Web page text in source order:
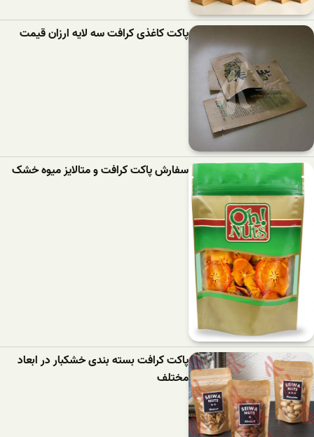
پاکت کاغذی کرافت سه لایه ارزان قیمت
سفارش پاکت کرافت و متالایز میوه خشک
پاکت کرافت بسته بندی خشکبار در ابعاد
مختلف